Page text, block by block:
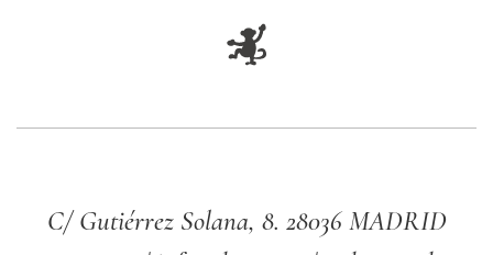
C/ Gutiérrez Solana, 8. 28036 MADRID